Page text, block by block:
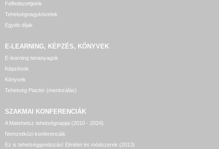
Felfedezettjeink
Tehetségnagykövetek
Egyéb díjak
E-LEARNING, KÉPZÉS, KÖNYVEK
E-learning tananyagok
Képzések
Könyvek
Tehetség Piactér (mentorálás)
SZAKMAI KONFERENCIÁK
A Matehetsz tehetségnapjai (2010 - 2024)
Nemzetközi konferenciák
Ez is tehetséggondozás! Elmélet és módszerek (2013)